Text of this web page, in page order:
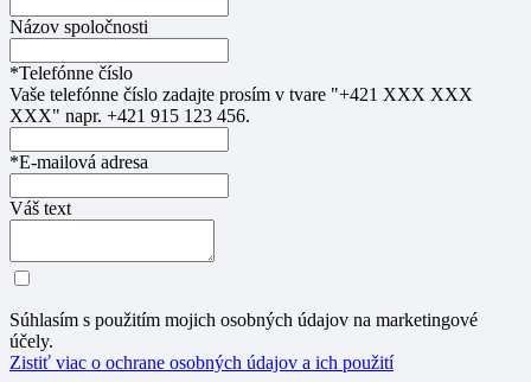
Názov spoločnosti
*Telefónne číslo
Vaše telefónne číslo zadajte prosím v tvare "+421 XXX XXX
XXX" napr. +421 915 123 456.
*E-mailová adresa
Váš text
Súhlasím s použitím mojich osobných údajov na marketingové
účely.
Zistiť viac o ochrane osobných údajov a ich použití